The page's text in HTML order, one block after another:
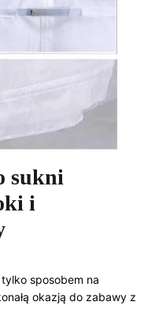
sukni
i
sposobem na
okazją do zabawy z